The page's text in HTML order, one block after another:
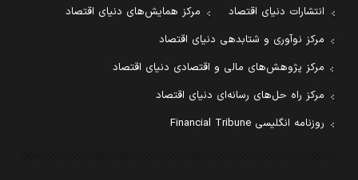
انتشارات دنیای اقتصاد
مرکز همایش‌های دنیای اقتصاد
مرکز نوآوری و شتابدهی دنیای اقتصاد
مرکز پژوهش‌های مالی و اقتصادی دنیای اقتصاد
مرکز راه حل‌های رسانه‌ای دنیای اقتصاد
روزنامه انگلیسی Financial Tribune